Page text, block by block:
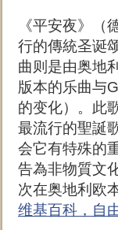
《平安夜》
行的傳統圣诞
曲则是由奥地
版本的乐曲与
的变化）。此
最流行的聖誕
会它有特殊的
告為非物質文
次在奥地利欧
维基百科，自